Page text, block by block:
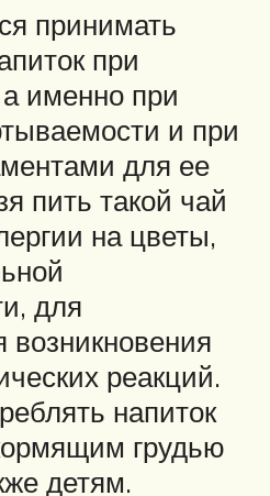
принимать
при
именно при
и при
для ее
пить такой чай
на цветы,
для
возникновения
реакций.
напиток
грудью
детям.